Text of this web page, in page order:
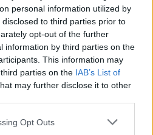
personal information utilized by
to third parties prior to
opt-out of the further
information by third parties on the
This information may
parties on the IAB’s List of
may further disclose it to other
Opt Outs
Ascona B 400"Replica"
OpelRobban
844 visningar230 kommentarer
219
5 okt. 14
Skyline R33 Gts-T (1994)
404 visningar 3 sept. 17